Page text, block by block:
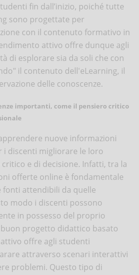
fin dall’inizio, poiché tutte
sono progettate per
con il contenuto formativo in
attivo offre dunque agli
di esplorare sia da soli che con
il contenuto dell'eLearning, il
delle conoscenze.
importanti, come il pensiero critico
nuove informazioni
i discenti migliorare le loro
e di decisione. Infatti, tra la
offerte online è fondamentale
fonti attendibili da quelle
modo i discenti possono
in possesso del proprio
progetto didattico basato
offre agli studenti
attraverso scenari interattivi
problemi. Questo tipo di